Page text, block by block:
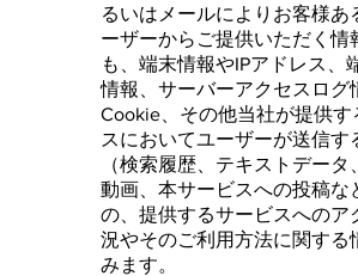
るいはメールによりお客様あ
ーザーからご提供いただく情
も、端末情報やIPアドレス、
情報、サーバーアクセスログ
Cookie、その他当社が提供す
スにおいてユーザーが送信す
（検索履歴、テキストデータ
動画、本サービスへの投稿な
の、提供するサービスへのア
況やそのご利用方法に関する
みます。